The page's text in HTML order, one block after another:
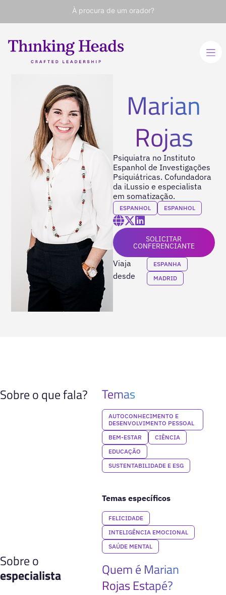
À procura de um orador?
Marian
Rojas
Psiquiatra no Instituto
Espanhol de Investigações
Psiquiátricas. Cofundadora
da iLussio e especialista
em somatização.
ESPANHOL ESPANHOL
SOLICITAR
CONFERENCIANTE
Viaja
desde
ESPANHA
MADRID
Sobre o que fala? Temas
AUTOCONHECIMENTO E
DESENVOLVIMENTO PESSOAL
BEM-ESTAR
CIÊNCIA
EDUCAÇÃO
SUSTENTABILIDADE E ESG
Temas específicos
FELICIDADE
INTELIGÊNCIA EMOCIONAL
SAÚDE MENTAL
Sobre o
especialista
Quem é Marian
Rojas Estapé?